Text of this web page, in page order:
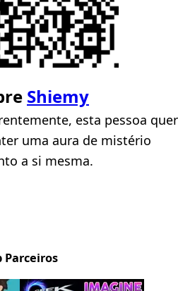
Shiemy
esta pessoa quer
uma aura de mistério
a si mesma.
Parceiros